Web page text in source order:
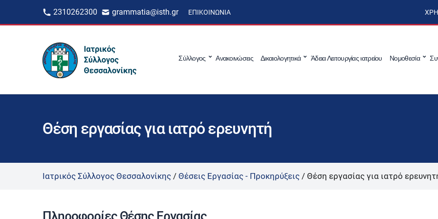
2310262300 grammatia@isth.gr ΕΠΙΚΟΙΝΩΝΊΑ
Σύλλογος Ανακοινώσεις Δικαιολογητικά Άδεια Λειτουργίας ιατρείου Νομοθεσία
Θέση εργασίας για ιατρό ερευνητή
Ιατρικός Σύλλογος Θεσσαλονίκης / Θέσεις Εργασίας - Προκηρύξεις / Θέση εργασίας για ιατρό
Πληροφορίες Θέσης Εργασίας